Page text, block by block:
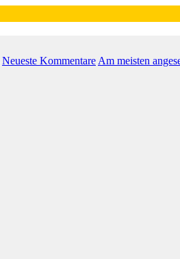
Neueste Kommentare Am meisten